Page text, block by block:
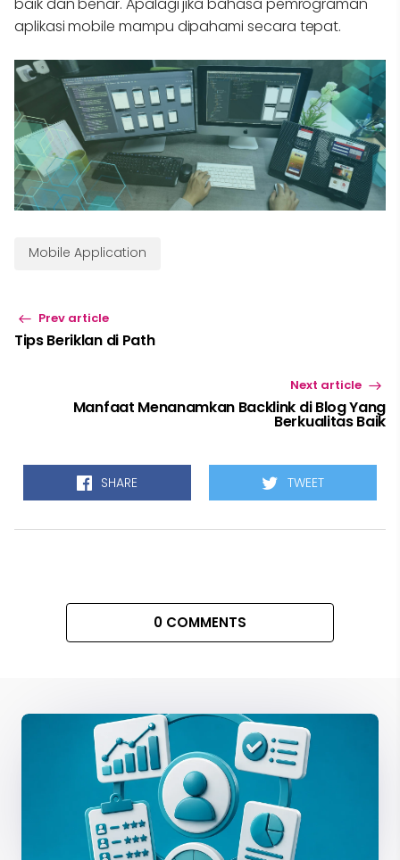
baik dan benar. Apalagi jika bahasa pemrograman
aplikasi mobile mampu dipahami secara tepat.
Mobile Application
Prev article
Tips Beriklan di Path
Next article
Manfaat Menanamkan Backlink di Blog Yang
Berkualitas Baik
SHARE TWEET
0 COMMENTS